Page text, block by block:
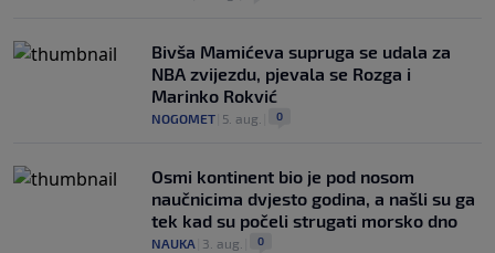
Bivša Mamićeva supruga se udala za
NBA zvijezdu, pjevala se Rozga i
Marinko Rokvić
NOGOMET 5. aug. 0
Osmi kontinent bio je pod nosom
naučnicima dvjesto godina, a našli su ga
tek kad su počeli strugati morsko dno
NAUKA 3. aug. 0